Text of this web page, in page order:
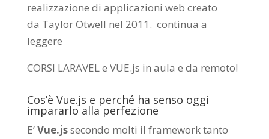
realizzazione di applicazioni web creato
da Taylor Otwell nel 2011. continua a
leggere
CORSI LARAVEL e VUE.js in aula e da remoto!
Cos’è Vue.js e perché ha senso oggi
impararlo alla perfezione
E’Vue.jssecondo molti il framework tanto